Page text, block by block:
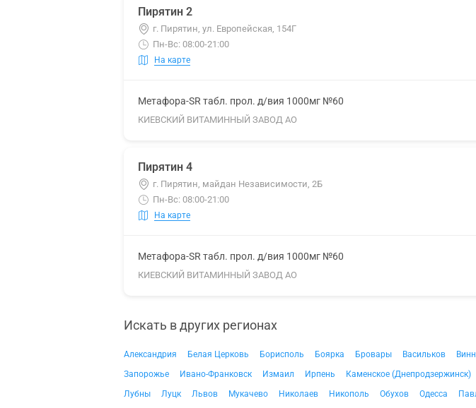
Пирятин 2
г. Пирятин, ул. Европейская, 154Г
Пн-Вс: 08:00-21:00
На карте
Метафора-SR табл. прол. д/вия 1000мг №60
КИЕВСКИЙ ВИТАМИННЫЙ ЗАВОД АО
Пирятин 4
г. Пирятин, майдан Независимости, 2Б
Пн-Вс: 08:00-21:00
На карте
Метафора-SR табл. прол. д/вия 1000мг №60
КИЕВСКИЙ ВИТАМИННЫЙ ЗАВОД АО
Искать в других регионах
Александрия Белая Церковь Борисполь Боярка Бровары Васильков
Запорожье
Ивано-Франковск Измаил Ирпень Каменское (Днепродзержинск)
Лубны
Луцк Львов Мукачево Николаев Никополь Обухов Одесса